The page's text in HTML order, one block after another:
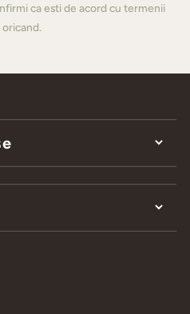
ca esti de acord cu termenii